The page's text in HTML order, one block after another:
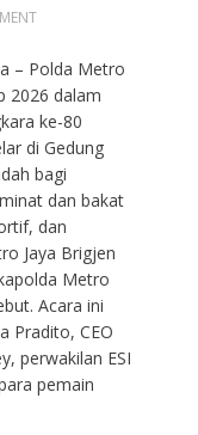
– Polda Metro
2026 dalam
ke-80
di Gedung
bagi
dan bakat
dan
Jaya Brigjen
Metro
Acara ini
Pradito, CEO
perwakilan ESI
pemain